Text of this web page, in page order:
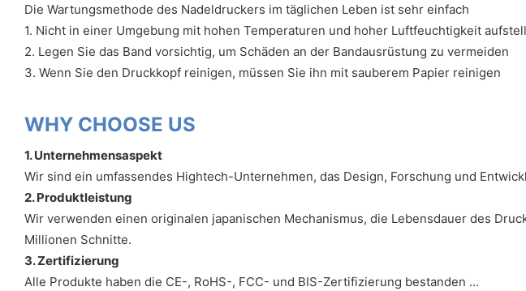
Die Wartungsmethode des Nadeldruckers im täglichen Leben ist sehr einfach
1. Nicht in einer Umgebung mit hohen Temperaturen und hoher Luftfeuchtigkeit
2. Legen Sie das Band vorsichtig, um Schäden an der Bandausrüstung zu vermeiden
3. Wenn Sie den Druckkopf reinigen, müssen Sie ihn mit sauberem Papier reinigen
WHY CHOOSE US
1. Unternehmensaspekt
Wir sind ein umfassendes Hightech-Unternehmen, das Design, Forschung und
2. Produktleistung
Wir verwenden einen originalen japanischen Mechanismus, die Lebensdauer des
Millionen Schnitte.
3. Zertifizierung
Alle Produkte haben die CE-, RoHS-, FCC- und BIS-Zertifizierung bestanden ...